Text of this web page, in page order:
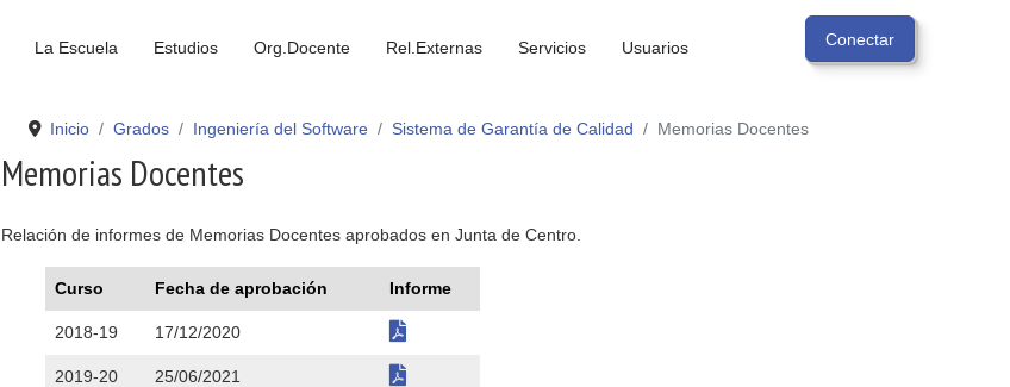
La Escuela Estudios Org.Docente Rel.Externas Servicios Usuarios
Inicio Grados Ingeniería del Software Sistema de Garantía de Calidad Memorias Docentes
Memorias Docentes
Relación de informes de Memorias Docentes aprobados en Junta de Centro.
Curso Fecha de aprobación Informe
2018-19 17/12/2020
2019-20 25/06/2021